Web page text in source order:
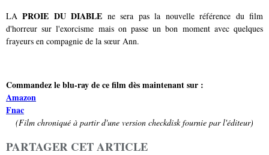
LAPROIE DU DIABLE ne sera pas la nouvelle référence du film
d'horreur sur l'exorcisme mais on passe un bon moment avec quelques
frayeurs en compagnie de la sœur Ann.
Commandez le blu-ray de ce film dès maintenant sur :
Amazon
Fnac
(Film chroniqué à partir d'une version checkdisk fournie par l'éditeur)
PARTAGER CET ARTICLE